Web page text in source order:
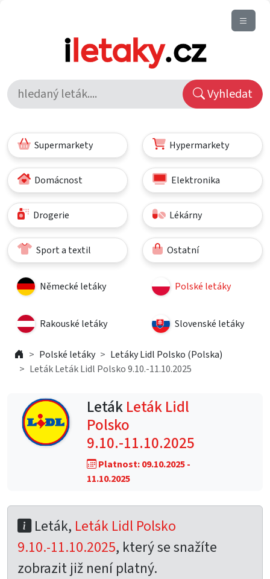
Vyhledat
Supermarkety Hypermarkety
Domácnost Elektronika
Drogerie Lékárny
Sport a textil Ostatní
Německé letáky Polské letáky
Rakouské letáky Slovenské letáky
Polské letáky
Letáky Lidl Polsko (Polska)
Leták Leták Lidl Polsko 9.10.-11.10.2025
LetákLeták Lidl
Polsko
9.10.-11.10.2025
Platnost: 09.10.2025 -
11.10.2025
Leták, Leták Lidl Polsko
9.10.-11.10.2025, který se snažíte
zobrazit již není platný.